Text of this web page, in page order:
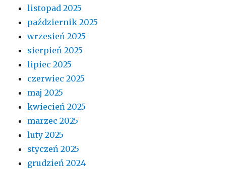
listopad 2025
październik 2025
wrzesień 2025
sierpień 2025
lipiec 2025
czerwiec 2025
maj 2025
kwiecień 2025
marzec 2025
luty 2025
styczeń 2025
grudzień 2024